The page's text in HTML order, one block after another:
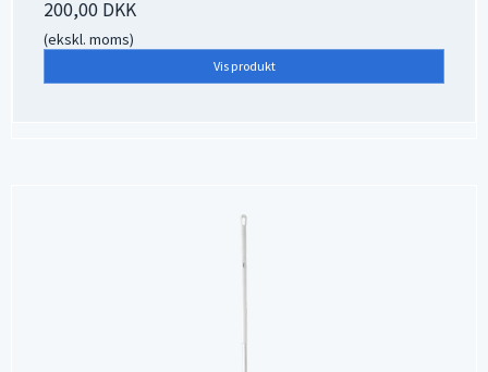
200,00 DKK
(ekskl. moms)
Vis produkt